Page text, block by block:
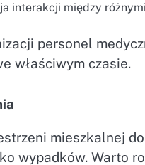
interakcji między
personel
właściwym czasie.
mieszkalnej
wypadków. Warto